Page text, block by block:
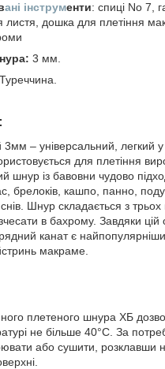
ані інструменти: спиці No 7,
листя, дошка для плетіння
3 мм.
Туреччина.
– універсальний, легкий у
для плетіння
шнур із бавовни чудово
брелоків, кашпо, панно,
Шнур складається з трьох
в бахрому. Завдяки цій
канат є
макраме.
плетеного шнура ХБ
не більше 40°С. За
або сушити, розклавши